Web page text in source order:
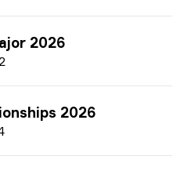
2026
2026